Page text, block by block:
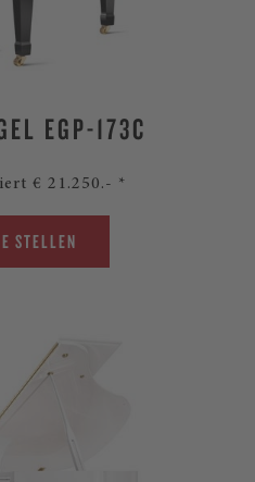
EGP-173C
€ 21.250.- *
STELLEN